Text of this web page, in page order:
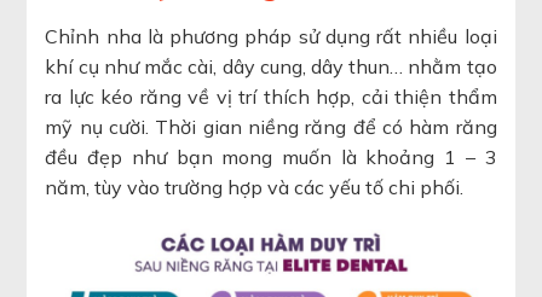
Chỉnh nha là phương pháp sử dụng rất nhiều loại
khí cụ như mắc cài, dây cung, dây thun… nhằm tạo
ra lực kéo răng về vị trí thích hợp, cải thiện thẩm
mỹ nụ cười. Thời gian niềng răng để có hàm răng
đều đẹp như bạn mong muốn là khoảng 1 – 3
năm, tùy vào trường hợp và các yếu tố chi phối.